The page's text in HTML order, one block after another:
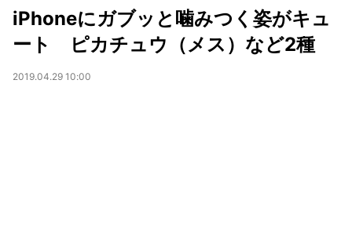
iPhoneにガブッと噛みつく姿がキュ
ート ピカチュウ（メス）など2種
2019.04.29 10:00